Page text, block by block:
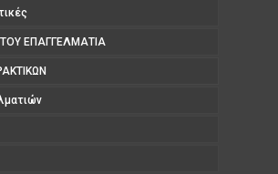
ΕΠΑΓΓΕΛΜΑΤΊΑ